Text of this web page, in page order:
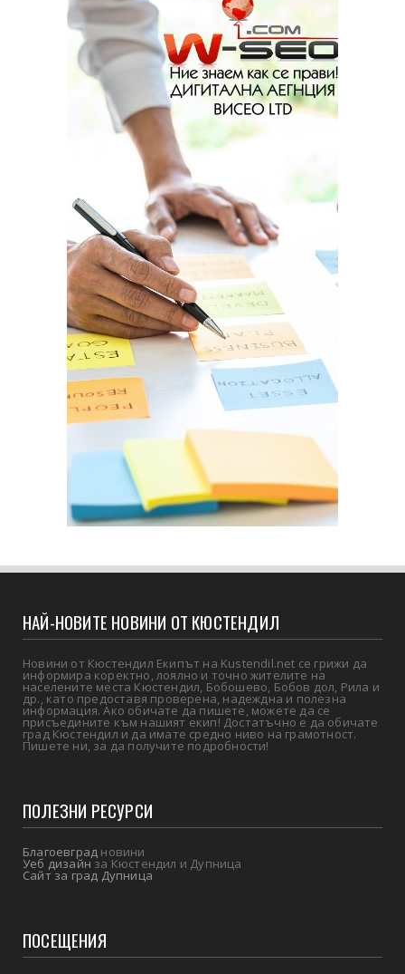
НАЙ-НОВИТЕ НОВИНИ ОТ КЮСТЕНДИЛ
Новини от Кюстендил Екипът на Kustendil.net се грижи да
информира коректно, лоялно и точно жителите на
населените места Кюстендил, Бобошево, Бобов дол, Рила и
др., като предоставя проверена, надеждна и полезна
информация. Ако обичате да пишете, можете да се
присъедините към нашият екип! Достатъчно е да обичате
град Кюстендил и да имате средно ниво на грамотност.
Пишете ни, за да получите подробности!
ПОЛЕЗНИ РЕСУРСИ
Благоевград новини
Уеб дизайнза Кюстендил и Дупница
Сайт за град Дупница
ПОСЕЩЕНИЯ